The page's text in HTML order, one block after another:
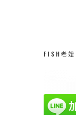
FISH老